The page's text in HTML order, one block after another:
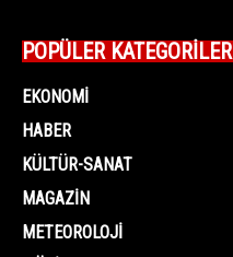
POPÜLER KATEGORİLER
EKONOMI
HABER
KÜLTÜR-SANAT
MAGAZIN
METEOROLOJI